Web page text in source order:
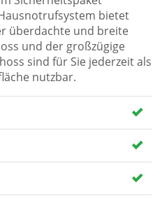
bietet
überdachte und breite
und der großzügige
sind für Sie jederzeit als
nutzbar.